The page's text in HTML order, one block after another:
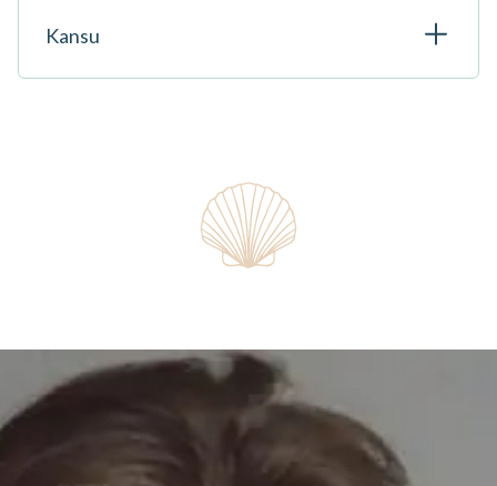
Kansu
mental et une amélioration de la qualité du
sommeil, avec en début de soin un massage
détente du contour des yeux